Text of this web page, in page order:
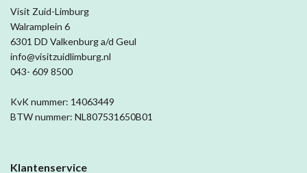
Visit Zuid-Limburg
Walramplein 6
6301 DD Valkenburg a/d Geul
info@visitzuidlimburg.nl
043- 609 8500
KvK nummer: 14063449
BTW nummer: NL807531650B01
Klantenservice